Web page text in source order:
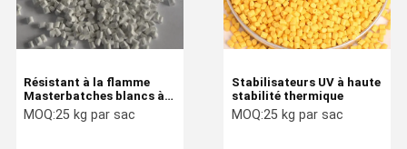
Résistant à la flamme
Masterbatches blancs à
haute teneur en TiO2
Masterbatches colorés
MOQ:25 kg par sac
Stabilisateurs UV à haute
stabilité thermique
MOQ:25 kg par sac